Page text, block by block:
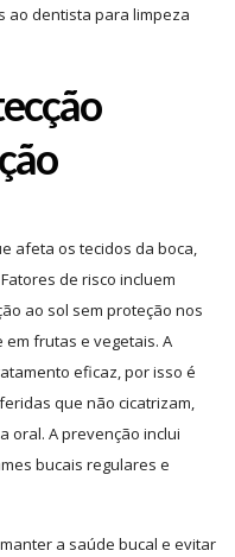
ao dentista para limpeza
afeta os tecidos da boca,
de risco incluem
ao sol sem proteção nos
em frutas e vegetais. A
eficaz, por isso é
que não cicatrizam,
oral. A prevenção inclui
bucais regulares e
a saúde bucal e evitar